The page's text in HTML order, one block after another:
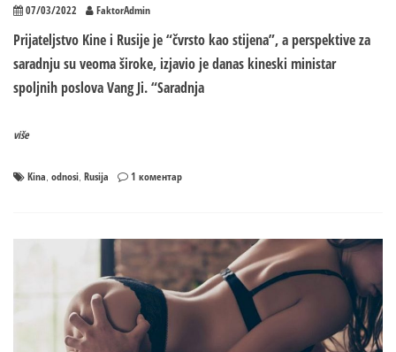
07/03/2022 FaktorAdmin
Prijateljstvo Kine i Rusije je “čvrsto kao stijena”, a perspektive za
saradnju su veoma široke, izjavio je danas kineski ministar
spoljnih poslova Vang Ji. “Saradnja
više
Kina odnosi Rusija 1 коментарна
Rusijom
“čvrsto
kao